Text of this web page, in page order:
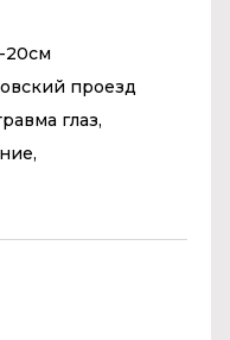
20см
проезд
глаз,